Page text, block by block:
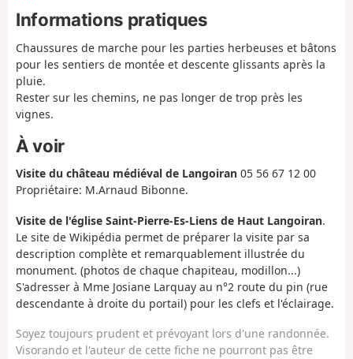
Informations pratiques
Chaussures de marche pour les parties herbeuses et bâtons
pour les sentiers de montée et descente glissants après la
pluie.
Rester sur les chemins, ne pas longer de trop près les
vignes.
À voir
Visite du château médiéval de Langoiran 05 56 67 12 00
Propriétaire: M.Arnaud Bibonne.
Visite de l'église Saint-Pierre-Es-Liens de Haut Langoiran.
Le site de Wikipédia permet de préparer la visite par sa
description complète et remarquablement illustrée du
monument. (photos de chaque chapiteau, modillon...)
S'adresser à Mme Josiane Larquay au n°2 route du pin (rue
descendante à droite du portail) pour les clefs et l'éclairage.
Soyez toujours prudent et prévoyant lors d'une randonnée.
Visorando et l'auteur de cette fiche ne pourront pas être